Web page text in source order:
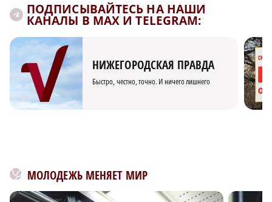
ПОДПИСЫВАЙТЕСЬ НА НАШИ
КАНАЛЫ В MAX И TELEGRAM:
НИЖЕГОРОДСКАЯ ПРАВДА
Быстро, честно, точно. И ничего лишнего
МОЛОДЕЖЬ МЕНЯЕТ МИР